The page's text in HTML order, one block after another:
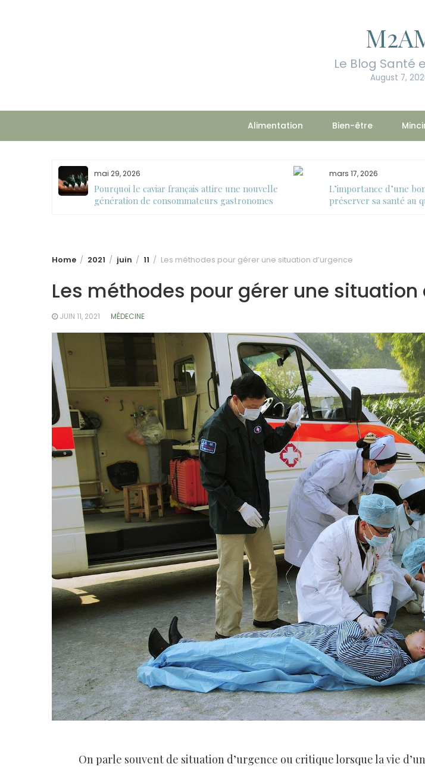
Le Blog Santé
August 7,
Alimentation Bien-être
mai 29, 2026
Pourquoi le caviar français attire une nouvelle
génération de consommateurs gastronomes
mars 17, 2026
L’importance d’une
préserver sa santé au
Home 2021 juin 11 Les méthodes pour gérer une situation d’urgence
Les méthodes pour gérer une situation
JUIN 11, 2021 MÉDECINE
On parle souvent de situation d’urgence ou critique lorsque la vie